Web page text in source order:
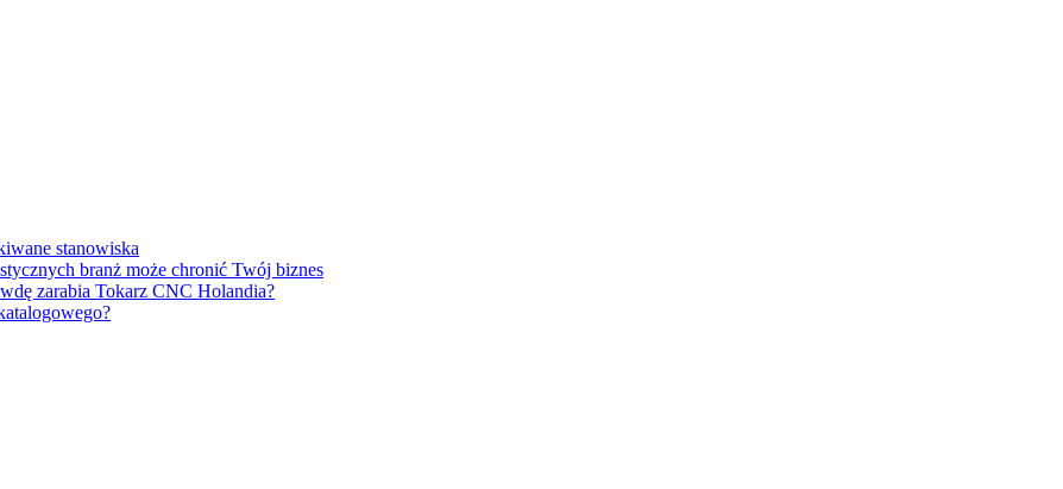
stanowiska
branż może chronić Twój biznes
zarabia Tokarz CNC Holandia?